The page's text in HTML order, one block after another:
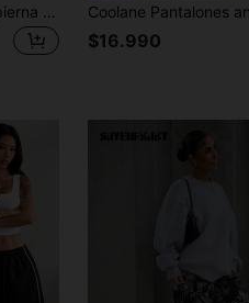
Coolane Pantalones de pierna ancha con estampado de camuflaje para mujer, otoño/invierno, para conciertos, festivales rave, salidas, ferias renacentistas, fiestas en clubes, ropa de calle, vuelta a la escuela
$16.990